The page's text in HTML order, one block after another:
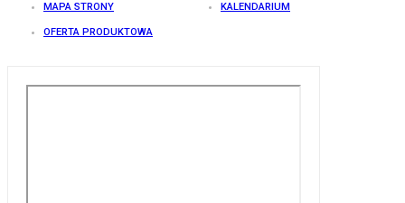
MAPA STRONY KALENDARIUM
OFERTA PRODUKTOWA